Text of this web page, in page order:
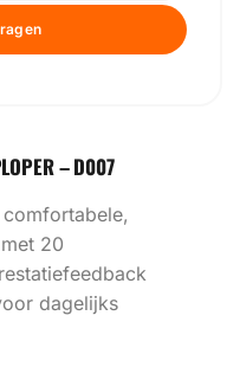
– D007
20
dagelijks